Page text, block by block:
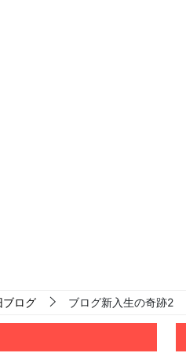
ブログ ブログ新入生の奇跡2